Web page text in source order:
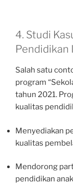
4. Studi
Pendidikan
Salah satu
program
tahun 2021.
kualitas
Menyediakan
kualitas
Mendorong
pendidikan